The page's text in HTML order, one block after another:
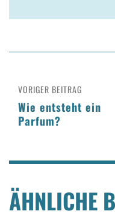
VORIGER BEITRAG
Wie entsteht ein
Parfum?
ÄHNLICHE